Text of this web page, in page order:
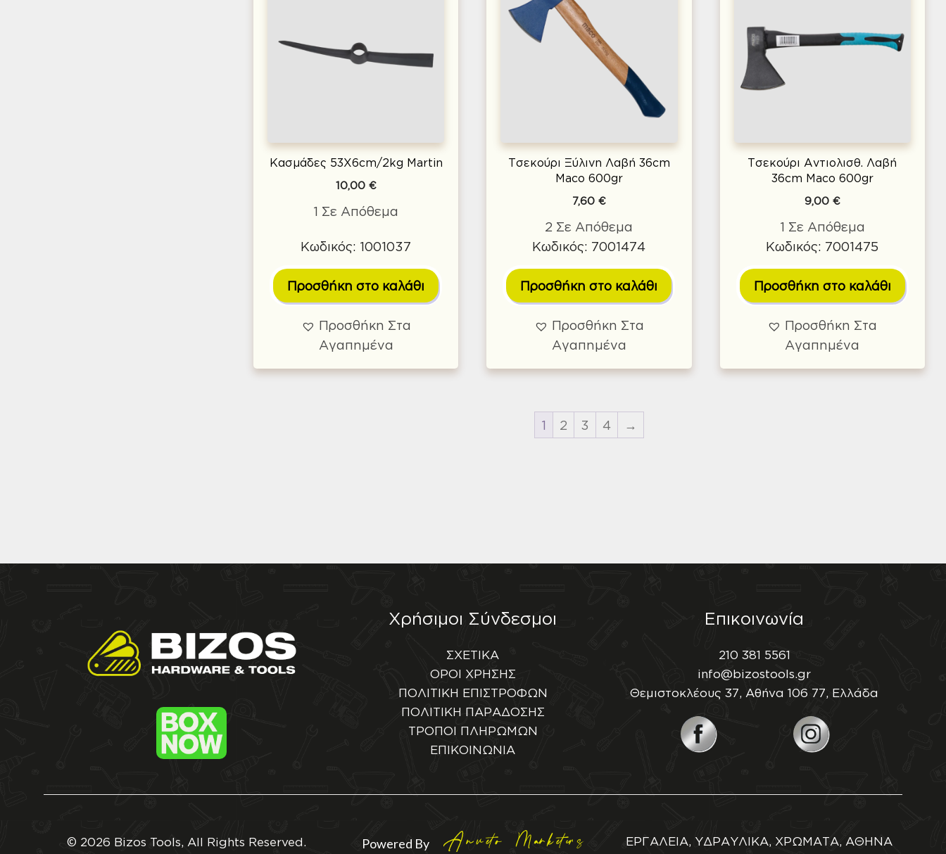
Κασμάδες 53X6cm/2kg Martin
10,00 €
1 Σε Απόθεμα
Κωδικός: 1001037
Προσθήκη στο καλάθι
Προσθήκη Στα
Αγαπημένα
Τσεκούρι Ξύλινη Λαβή 36cm
Maco 600gr
7,60 €
2 Σε Απόθεμα
Κωδικός: 7001474
Προσθήκη στο καλάθι
Προσθήκη Στα
Αγαπημένα
Τσεκούρι Αντιολισθ. Λαβή
36cm Maco 600gr
9,00 €
1 Σε Απόθεμα
Κωδικός: 7001475
Προσθήκη στο καλάθι
Προσθήκη Στα
Αγαπημένα
1 2 3 4 →
Χρήσιμοι Σύνδεσμοι
ΣΧΕΤΙΚΑ
ΟΡΟΙ ΧΡΗΣΗΣ
ΠΟΛΙΤΙΚΗ ΕΠΙΣΤΡΟΦΩΝ
ΠΟΛΙΤΙΚΗ ΠΑΡΑΔΟΣΗΣ
ΤΡΟΠΟΙ ΠΛΗΡΩΜΩΝ
ΕΠΙΚΟΙΝΩΝΙΑ
Επικοινωνία
210 381 5561
info@bizostools.gr
Θεμιστοκλέους 37, Αθήνα 106 77, Ελλάδα
© 2026 Bizos Tools, All Rights Reserved. Powered By ΕΡΓΑΛΕΙΑ, ΥΔΡΑΥΛΙΚΑ, ΧΡΩΜΑΤΑ, ΑΘΗΝΑ